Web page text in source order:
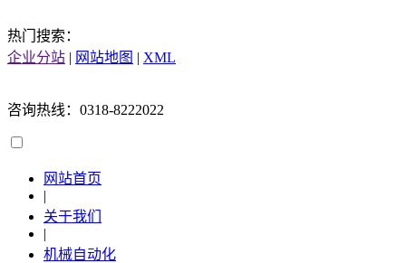
热门搜索：
企业分站 | 网站地图 | XML
咨询热线：0318-8222022
网站首页
|
关于我们
|
机械自动化